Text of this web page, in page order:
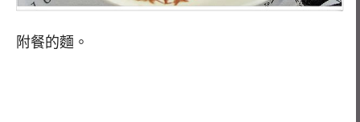
附餐的麵。